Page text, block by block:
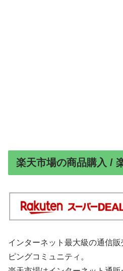
楽天市場の商品購入 /
インターネット最大級の通信
ピングコミュニティ。